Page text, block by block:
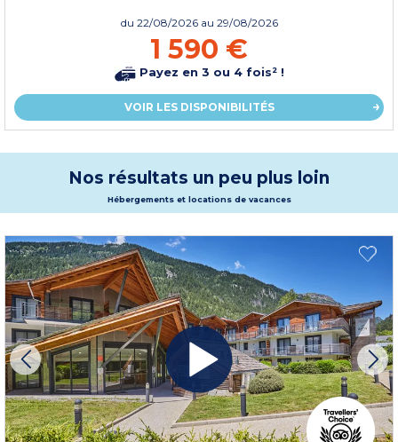
du 22/08/2026 au 29/08/2026
1 590 €
Payez en 3 ou 4 fois² !
VOIR LES DISPONIBILITÉS
Nos résultats un peu plus loin
Hébergements et locations de vacances